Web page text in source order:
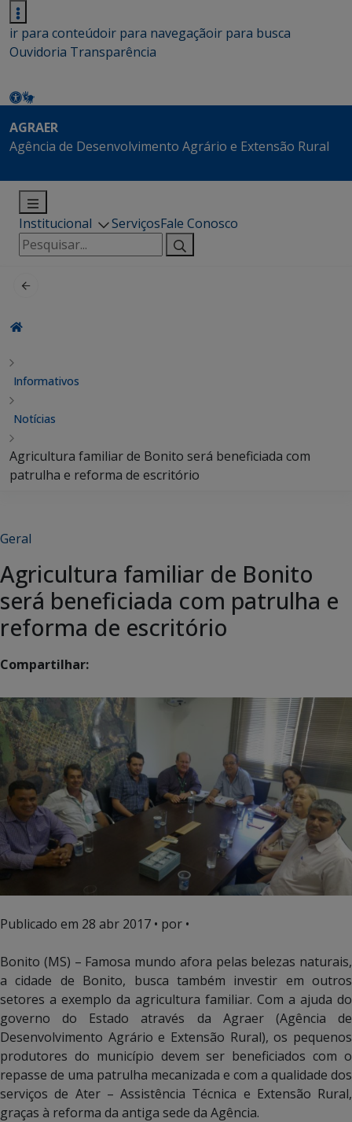
ir para conteúdoir para navegaçãoir para busca
Ouvidoria Transparência
AGRAER
Agência de Desenvolvimento Agrário e Extensão Rural
Institucional ServiçosFale Conosco
Pesquisar
por:
Informativos
Notícias
Agricultura familiar de Bonito será beneficiada com
patrulha e reforma de escritório
Geral
Agricultura familiar de Bonito
será beneficiada com patrulha e
reforma de escritório
Compartilhar:
Publicado em 28 abr 2017 • por •
Bonito (MS) – Famosa mundo afora pelas belezas naturais,
a cidade de Bonito, busca também investir em outros
setores a exemplo da agricultura familiar. Com a ajuda do
governo do Estado através da Agraer (Agência de
Desenvolvimento Agrário e Extensão Rural), os pequenos
produtores do município devem ser beneficiados com o
repasse de uma patrulha mecanizada e com a qualidade dos
serviços de Ater – Assistência Técnica e Extensão Rural,
graças à reforma da antiga sede da Agência.